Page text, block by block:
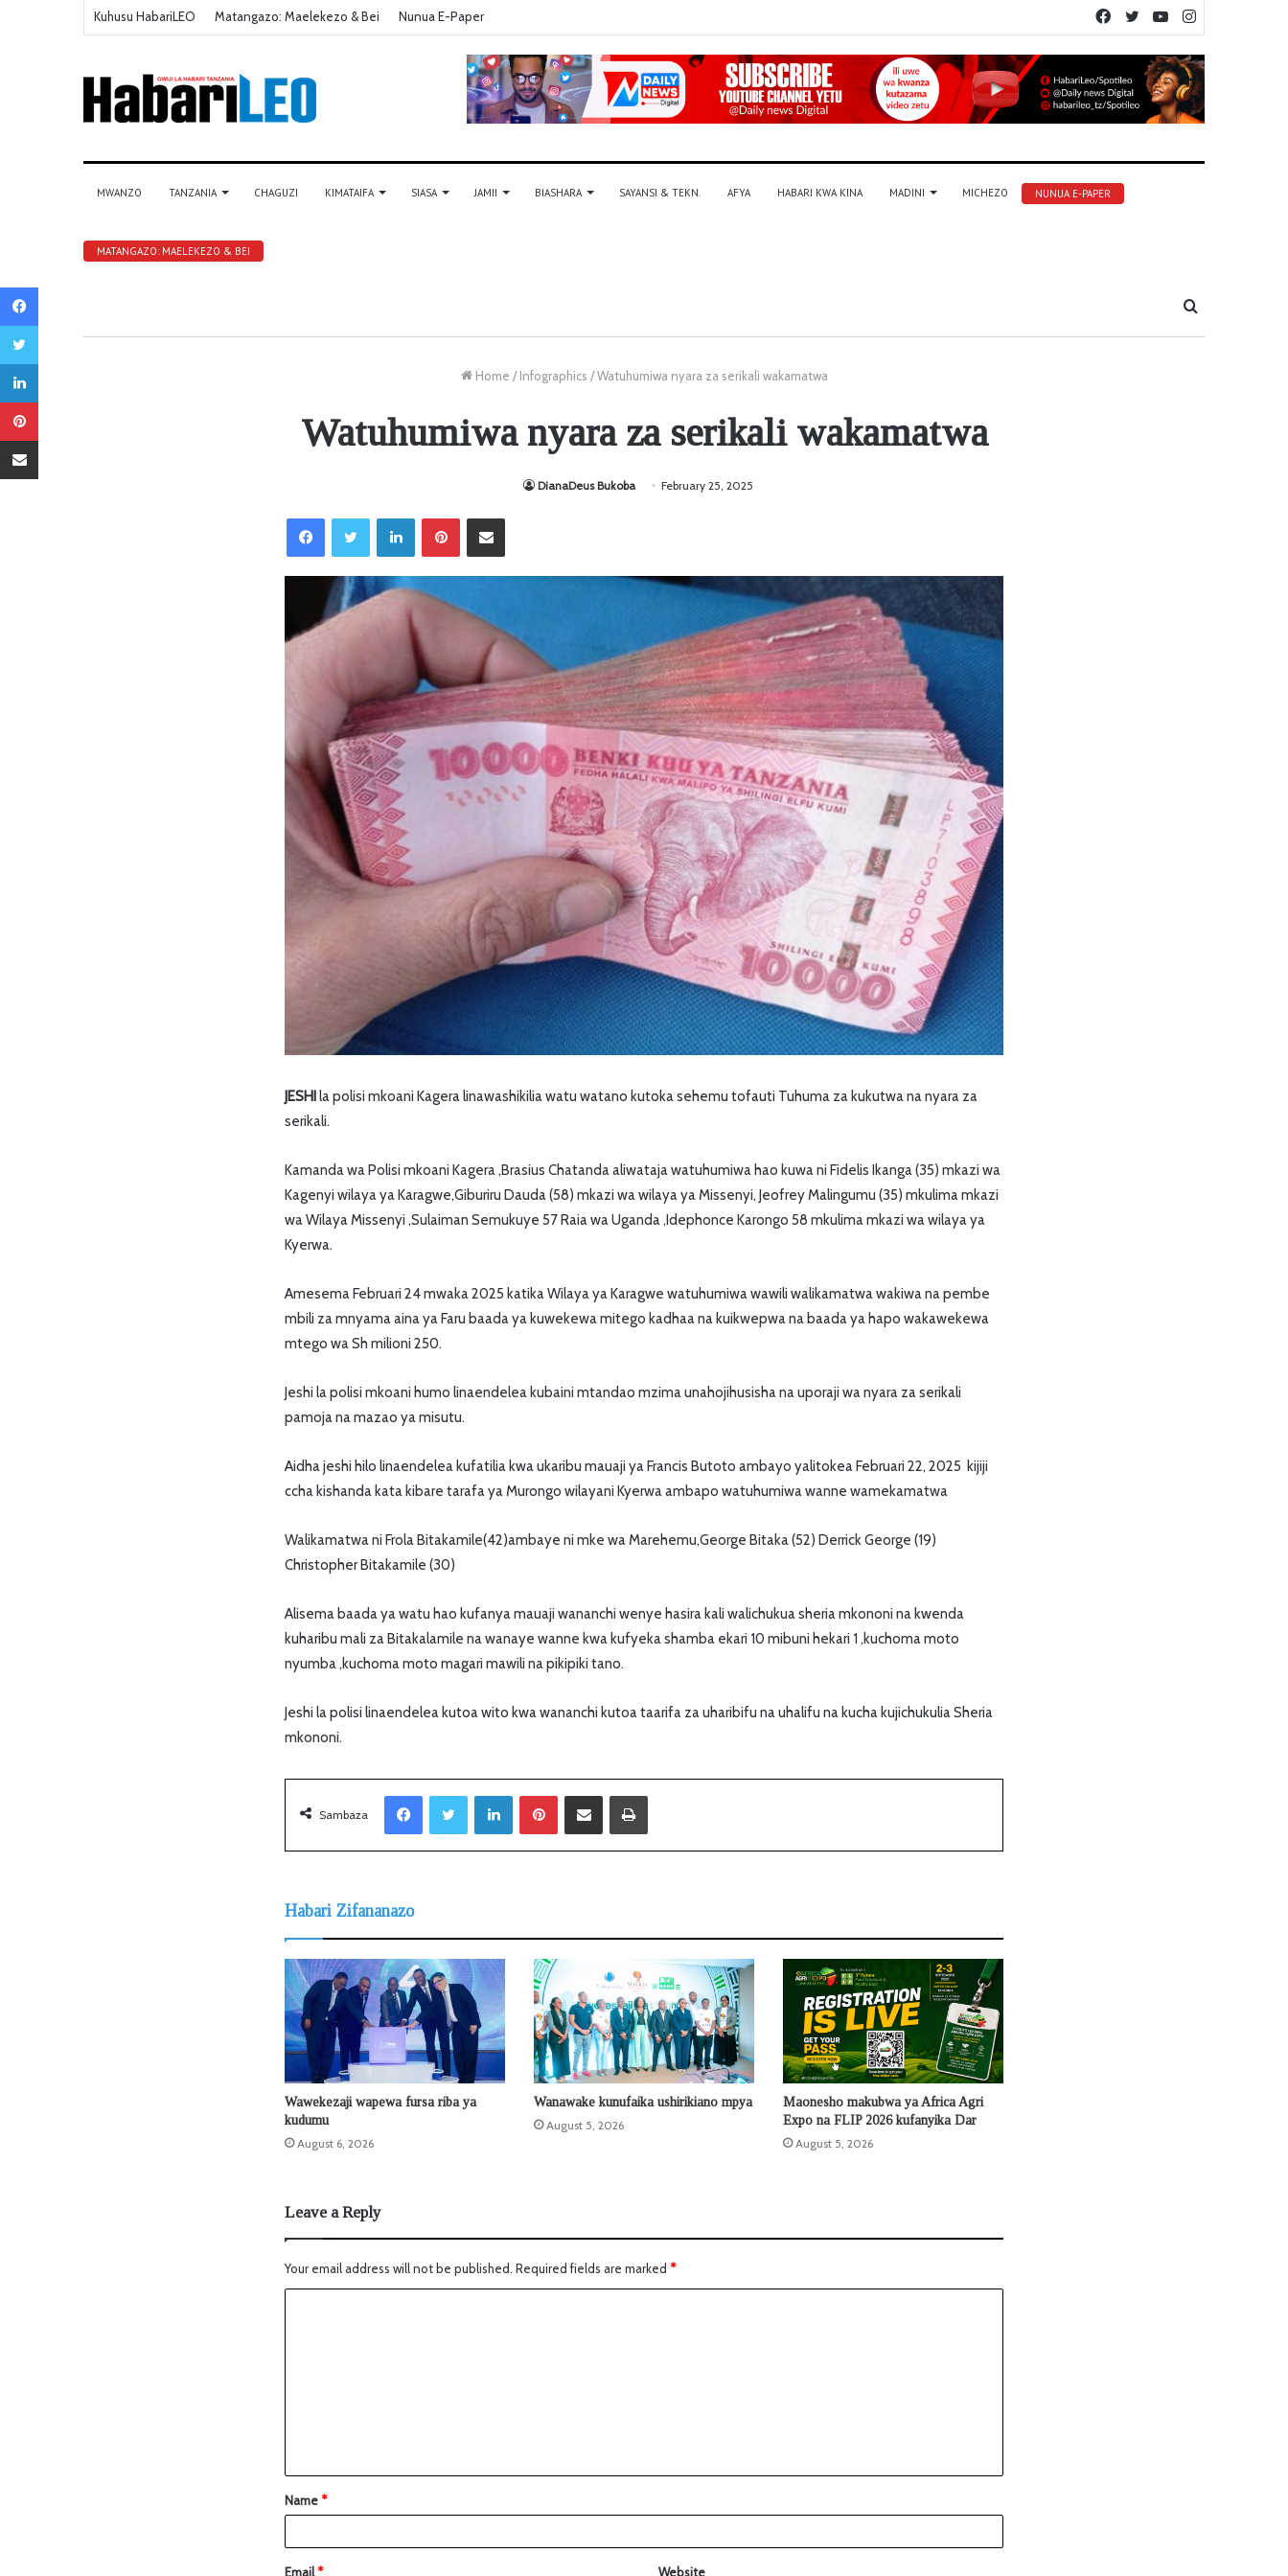
Kuhusu HabariLEO Matangazo: Maelekezo & Bei Nunua E-Paper YouTube
Twitter
Facebook
MWANZO TANZANIA CHAGUZI KIMATAIFA SIASA JAMII BIASHARA SAYANSI & TEKN. AFYA HABARI KWA KINA MADINI MICHEZO NUNUA E-PAPER
MATANGAZO: MAELEKEZO & BEI
Tafuta
Home / Infographics / Watuhumiwa nyara za serikali wakamatwa
Watuhumiwa nyara za serikali wakamatwa
DianaDeus Bukoba February 25, 2025
LinkedIn
JESHIla polisi mkoani Kagera linawashikilia watu watano kutoka sehemu tofauti Tuhuma za kukutwa na nyara za
serikali.
Kamanda wa Polisi mkoani Kagera ,Brasius Chatanda aliwataja watuhumiwa hao kuwa ni Fidelis Ikanga (35) mkazi wa
Kagenyi wilaya ya Karagwe,Giburiru Dauda (58) mkazi wa wilaya ya Missenyi, Jeofrey Malingumu (35) mkulima mkazi
wa Wilaya Missenyi ,Sulaiman Semukuye 57 Raia wa Uganda ,Idephonce Karongo 58 mkulima mkazi wa wilaya ya
Kyerwa.
Amesema Februari 24 mwaka 2025 katika Wilaya ya Karagwe watuhumiwa wawili walikamatwa wakiwa na pembe
mbili za mnyama aina ya Faru baada ya kuwekewa mitego kadhaa na kuikwepwa na baada ya hapo wakawekewa
mtego wa Sh milioni 250.
Jeshi la polisi mkoani humo linaendelea kubaini mtandao mzima unahojihusisha na uporaji wa nyara za serikali
pamoja na mazao ya misutu.
Aidha jeshi hilo linaendelea kufatilia kwa ukaribu mauaji ya Francis Butoto ambayo yalitokea Februari 22, 2025 kijiji
ccha kishanda kata kibare tarafa ya Murongo wilayani Kyerwa ambapo watuhumiwa wanne wamekamatwa
Walikamatwa ni Frola Bitakamile(42)ambaye ni mke wa Marehemu,George Bitaka (52) Derrick George (19)
Christopher Bitakamile (30)
Alisema baada ya watu hao kufanya mauaji wananchi wenye hasira kali walichukua sheria mkononi na kwenda
kuharibu mali za Bitakalamile na wanaye wanne kwa kufyeka shamba ekari 10 mibuni hekari 1 ,kuchoma moto
nyumba ,kuchoma moto magari mawili na pikipiki tano.
Jeshi la polisi linaendelea kutoa wito kwa wananchi kutoa taarifa za uharibifu na uhalifu na kucha kujichukulia Sheria
mkononi.
Sambaza
LinkedIn Sambaza kupitia barua pepe
Habari Zifananazo
Wawekezaji wapewa fursa riba ya
kudumu
August 6, 2026
Wanawake kunufaika ushirikiano mpya
August 5, 2026
Maonesho makubwa ya Africa Agri
Expo na FLIP 2026 kufanyika Dar
August 5, 2026
Leave a Reply
Your email address will not be published. Required fields are marked *
Name*
Email* Website